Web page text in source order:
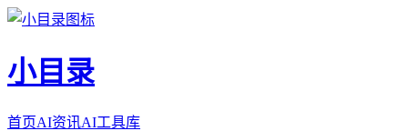
小目录
首页AI资讯AI工具库